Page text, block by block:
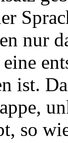
nur
ist.
so